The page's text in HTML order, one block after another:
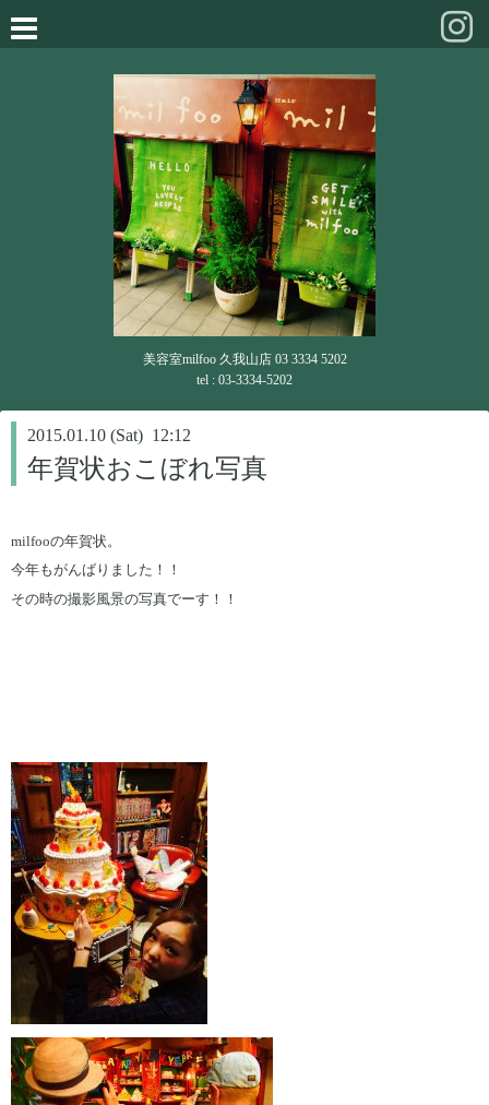
美容室milfoo 久我山店 03 3334 5202
tel : 03-3334-5202
2015.01.10 (Sat) 12:12
年賀状おこぼれ写真
milfooの年賀状。
今年もがんばりました！！
その時の撮影風景の写真でーす！！